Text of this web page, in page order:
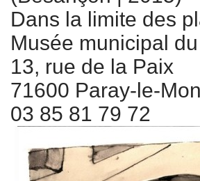
Dans la limite des
Musée municipal
13, rue de la Paix
71600 Paray-le-
03 85 81 79 72​